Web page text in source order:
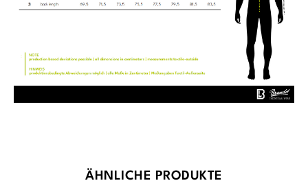
Produktgalerie überspringen
ÄHNLICHE PRODUKTE